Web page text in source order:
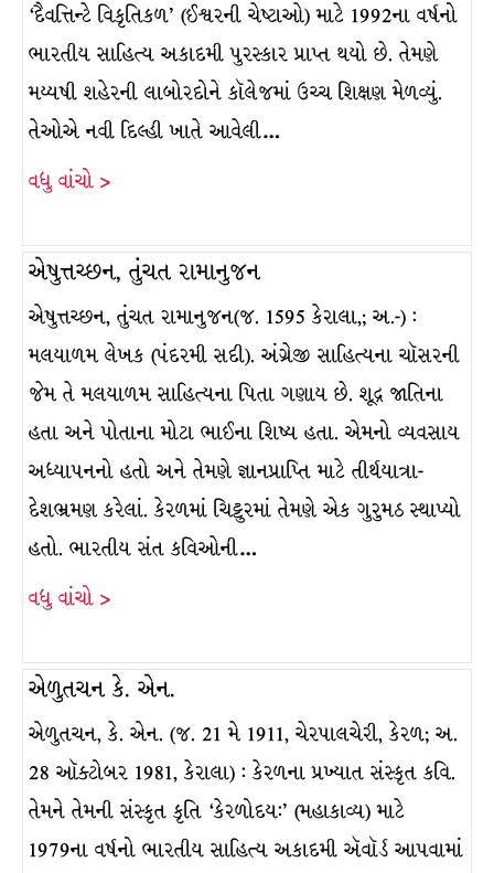
‘દૈવત્તિન્ટે વિકૃતિકળ’ (ઈશ્વરની ચેષ્ટાઓ) માટે 1992ના વર્ષનો
ભારતીય સાહિત્ય અકાદમી પુરસ્કાર પ્રાપ્ત થયો છે. તેમણે
મય્યષી શહેરની લાબોરદોને કૉલેજમાં ઉચ્ચ શિક્ષણ મેળવ્યું.
તેઓએ નવી દિલ્હી ખાતે આવેલી…
વધુ વાંચો >
એષુત્તચ્છન, તુંચત રામાનુજન
એષુત્તચ્છન, તુંચત રામાનુજન(જ. 1595 કેરાલા,; અ.-) :
મલયાળમ લેખક (પંદરમી સદી). અંગ્રેજી સાહિત્યના ચૉસરની
જેમ તે મલયાળમ સાહિત્યના પિતા ગણાય છે. શૂદ્ર જાતિના
હતા અને પોતાના મોટા ભાઈના શિષ્ય હતા. એમનો વ્યવસાય
અધ્યાપનનો હતો અને તેમણે જ્ઞાનપ્રાપ્તિ માટે તીર્થયાત્રા-
દેશભ્રમણ કરેલાં. કેરળમાં ચિટ્ટુરમાં તેમણે એક ગુરુમઠ સ્થાપ્યો
હતો. ભારતીય સંત કવિઓની…
વધુ વાંચો >
એળુતચન કે. એન.
એળુતચન, કે. એન. (જ. 21 મે 1911, ચેરપાલચેરી, કેરળ; અ.
28 ઑક્ટોબર 1981, કેરાલા) : કેરળના પ્રખ્યાત સંસ્કૃત કવિ.
તેમને તેમની સંસ્કૃત કૃતિ ‘કેરળોદય:’ (મહાકાવ્ય) માટે
1979ના વર્ષનો ભારતીય સાહિત્ય અકાદમી ઍવૉર્ડ આપવામાં